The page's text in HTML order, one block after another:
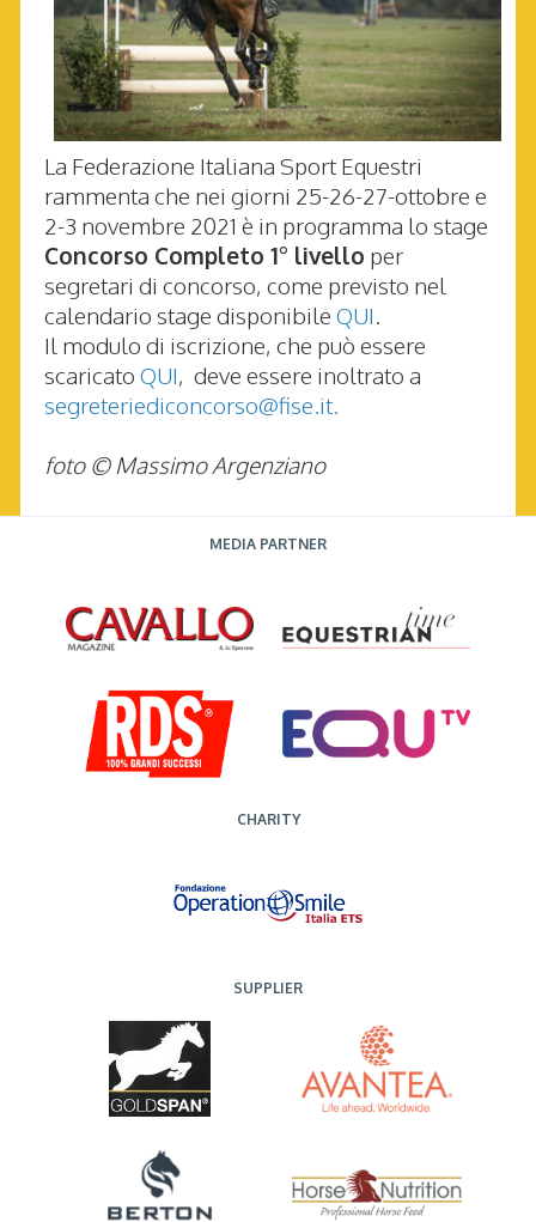
La Federazione Italiana Sport Equestri
rammenta che nei giorni 25-26-27-ottobre e
2-3 novembre 2021 è in programma lo stage
Concorso Completo 1° livello per
segretari di concorso, come previsto nel
calendario stage disponibile QUI
Il modulo di iscrizione, che può essere
scaricato QUI, deve essere inoltrato a
segreteriediconcorso@fise.it.
foto © Massimo Argenziano
MEDIA PARTNER
CHARITY
SUPPLIER